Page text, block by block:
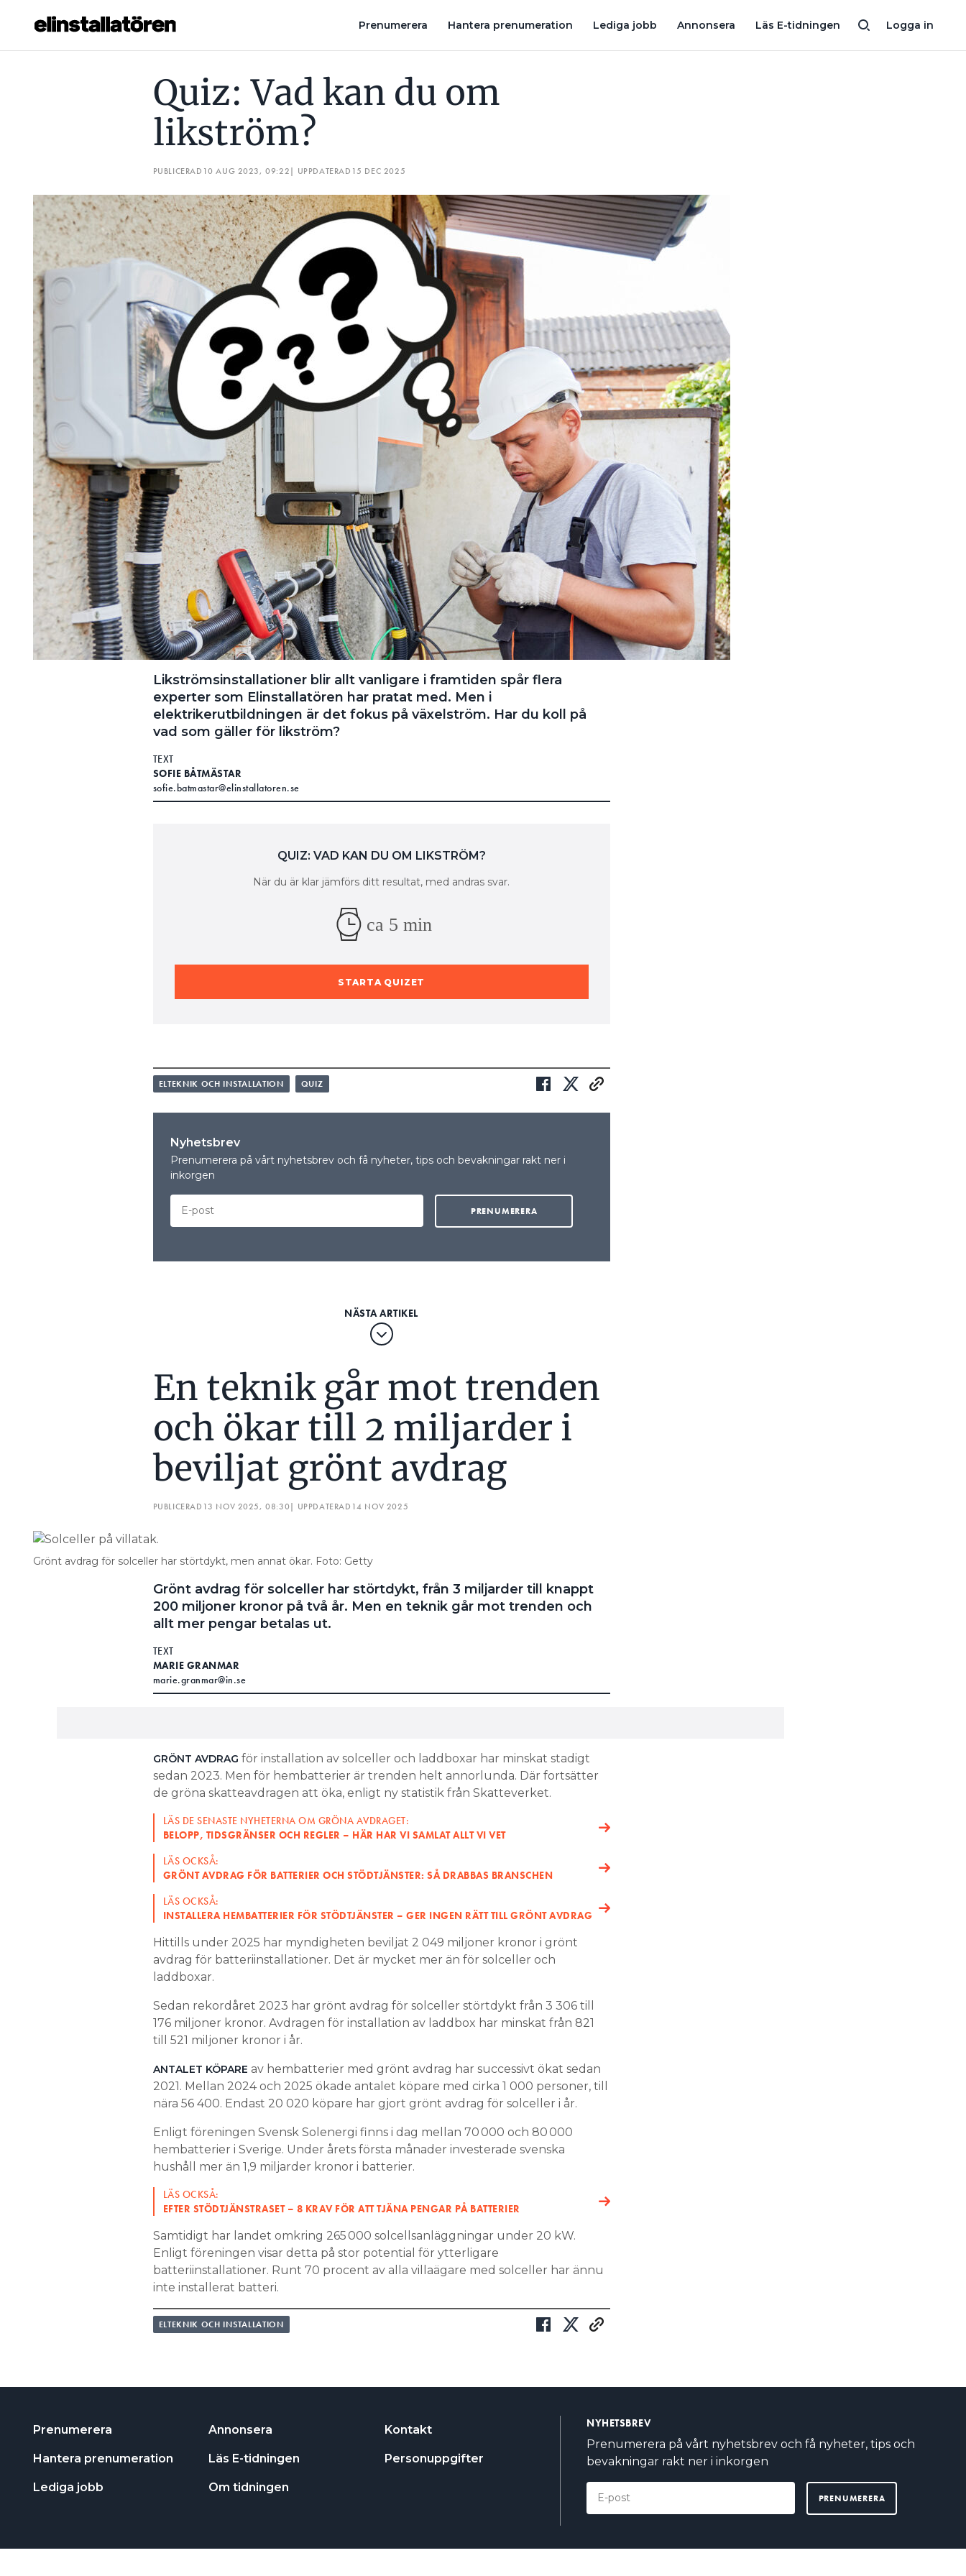
Logga in
Prenumerera Hantera prenumeration Lediga jobb Annonsera Läs E-tidningen
Hantera prenumeration
Annonsera
Läs E-tidningen
Om tidningen
Kontakt
Personuppgifter
Search for:
SEARCH
Quiz: Vad kan du om
likström?
PUBLICERAD 10 AUG 2023, 09:22| UPPDATERAD 15 DEC 2025
Likströmsinstallationer blir allt vanligare i framtiden spår flera
experter som Elinstallatören har pratat med. Men i
elektrikerutbildningen är det fokus på växelström. Har du koll på
vad som gäller för likström?
TEXT
SOFIE BÅTMÄSTAR
sofie.batmastar@elinstallatoren.se
QUIZ: VAD KAN DU OM LIKSTRÖM?
När du är klar jämförs ditt resultat, med andras svar.
ca 5 min
STARTA QUIZET
ELTEKNIK OCH INSTALLATION QUIZ
Nyhetsbrev
Prenumerera på vårt nyhetsbrev och få nyheter, tips och bevakningar rakt ner i
inkorgen
En teknik går mot trenden
och ökar till 2 miljarder i
beviljat grönt avdrag
PUBLICERAD 13 NOV 2025, 08:30| UPPDATERAD 14 NOV 2025
Grönt avdrag för solceller har störtdykt, men annat ökar. Foto: Getty
Grönt avdrag för solceller har störtdykt, från 3 miljarder till knappt
200 miljoner kronor på två år. Men en teknik går mot trenden och
allt mer pengar betalas ut.
TEXT
MARIE GRANMAR
marie.granmar@in.se
GRÖNT AVDRAG för installation av solceller och laddboxar har minskat stadigt
sedan 2023. Men för hembatterier är trenden helt annorlunda. Där fortsätter
de gröna skatteavdragen att öka, enligt ny statistik från Skatteverket.
LÄS DE SENASTE NYHETERNA OM GRÖNA AVDRAGET:
BELOPP, TIDSGRÄNSER OCH REGLER – HÄR HAR VI SAMLAT ALLT VI VET
LÄS OCKSÅ:
GRÖNT AVDRAG FÖR BATTERIER OCH STÖDTJÄNSTER: SÅ DRABBAS BRANSCHEN
LÄS OCKSÅ:
INSTALLERA HEMBATTERIER FÖR STÖDTJÄNSTER – GER INGEN RÄTT TILL GRÖNT AVDRAG
Hittills under 2025 har myndigheten beviljat 2 049 miljoner kronor i grönt
avdrag för batteriinstallationer. Det är mycket mer än för solceller och
laddboxar.
Sedan rekordåret 2023 har grönt avdrag för solceller störtdykt från 3 306 till
176 miljoner kronor. Avdragen för installation av laddbox har minskat från 821
till 521 miljoner kronor i år.
ANTALET KÖPARE av hembatterier med grönt avdrag har successivt ökat sedan
2021. Mellan 2024 och 2025 ökade antalet köpare med cirka 1 000 personer, till
nära 56 400. Endast 20 020 köpare har gjort grönt avdrag för solceller i år.
Enligt föreningen Svensk Solenergi finns i dag mellan 70 000 och 80 000
hembatterier i Sverige. Under årets första månader investerade svenska
hushåll mer än 1,9 miljarder kronor i batterier.
LÄS OCKSÅ:
EFTER STÖDTJÄNSTRASET – 8 KRAV FÖR ATT TJÄNA PENGAR PÅ BATTERIER
Samtidigt har landet omkring 265 000 solcellsanläggningar under 20 kW.
Enligt föreningen visar detta på stor potential för ytterligare
batteriinstallationer. Runt 70 procent av alla villaägare med solceller har ännu
inte installerat batteri.
ELTEKNIK OCH INSTALLATION
QUIZ: VAD KAN DU OM LIKSTRÖM? EN TEKNIK GÅR MOT TRENDEN OCH ÖKAR TILL 2 MILJARDER I BEVILJAT GRÖNT AVDRAG QUIZ: VILKEN EL FÅR EN PRIVATPERSON GÖRA SJÄLV. HAR
Prenumerera
Hantera prenumeration
Lediga jobb
Annonsera
Läs E-tidningen
Om tidningen
Kontakt
Personuppgifter
NYHETSBREV
Prenumerera på vårt nyhetsbrev och få nyheter, tips och
bevakningar rakt ner i inkorgen